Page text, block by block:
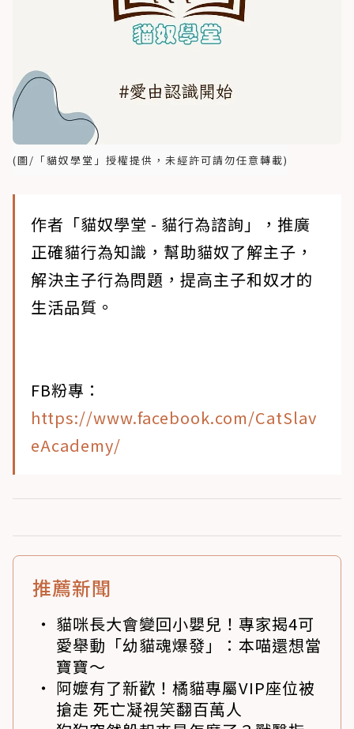
(圖/「貓奴學堂」授權提供，未經許可請勿任意轉載)
作者「貓奴學堂 - 貓行為諮詢」，推廣
正確貓行為知識，幫助貓奴了解主子，
解決主子行為問題，提高主子和奴才的
生活品質。
FB粉專：
https://www.facebook.com/CatSlav
eAcademy/
推薦新聞
貓咪長大會變回小嬰兒！專家揭4可
愛舉動「幼貓魂爆發」：本喵還想當
寶寶～
阿嬤有了新歡！橘貓專屬VIP座位被
搶走 死亡凝視笑翻百萬人